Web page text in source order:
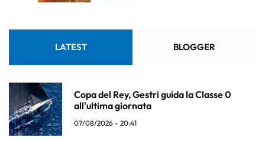
LATEST BLOGGER
Copa del Rey, Gestri guida la Classe 0
all'ultima giornata
07/08/2026 - 20:41